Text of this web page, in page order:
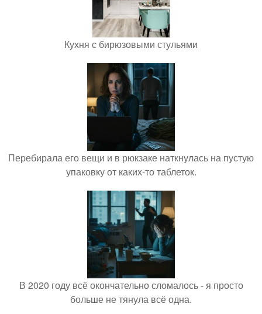
Кухня с бирюзовыми стульями
Перебирала его вещи и в рюкзаке наткнулась на пустую
упаковку от каких-то таблеток.
В 2020 году всё окончательно сломалось - я просто
больше не тянула всё одна.